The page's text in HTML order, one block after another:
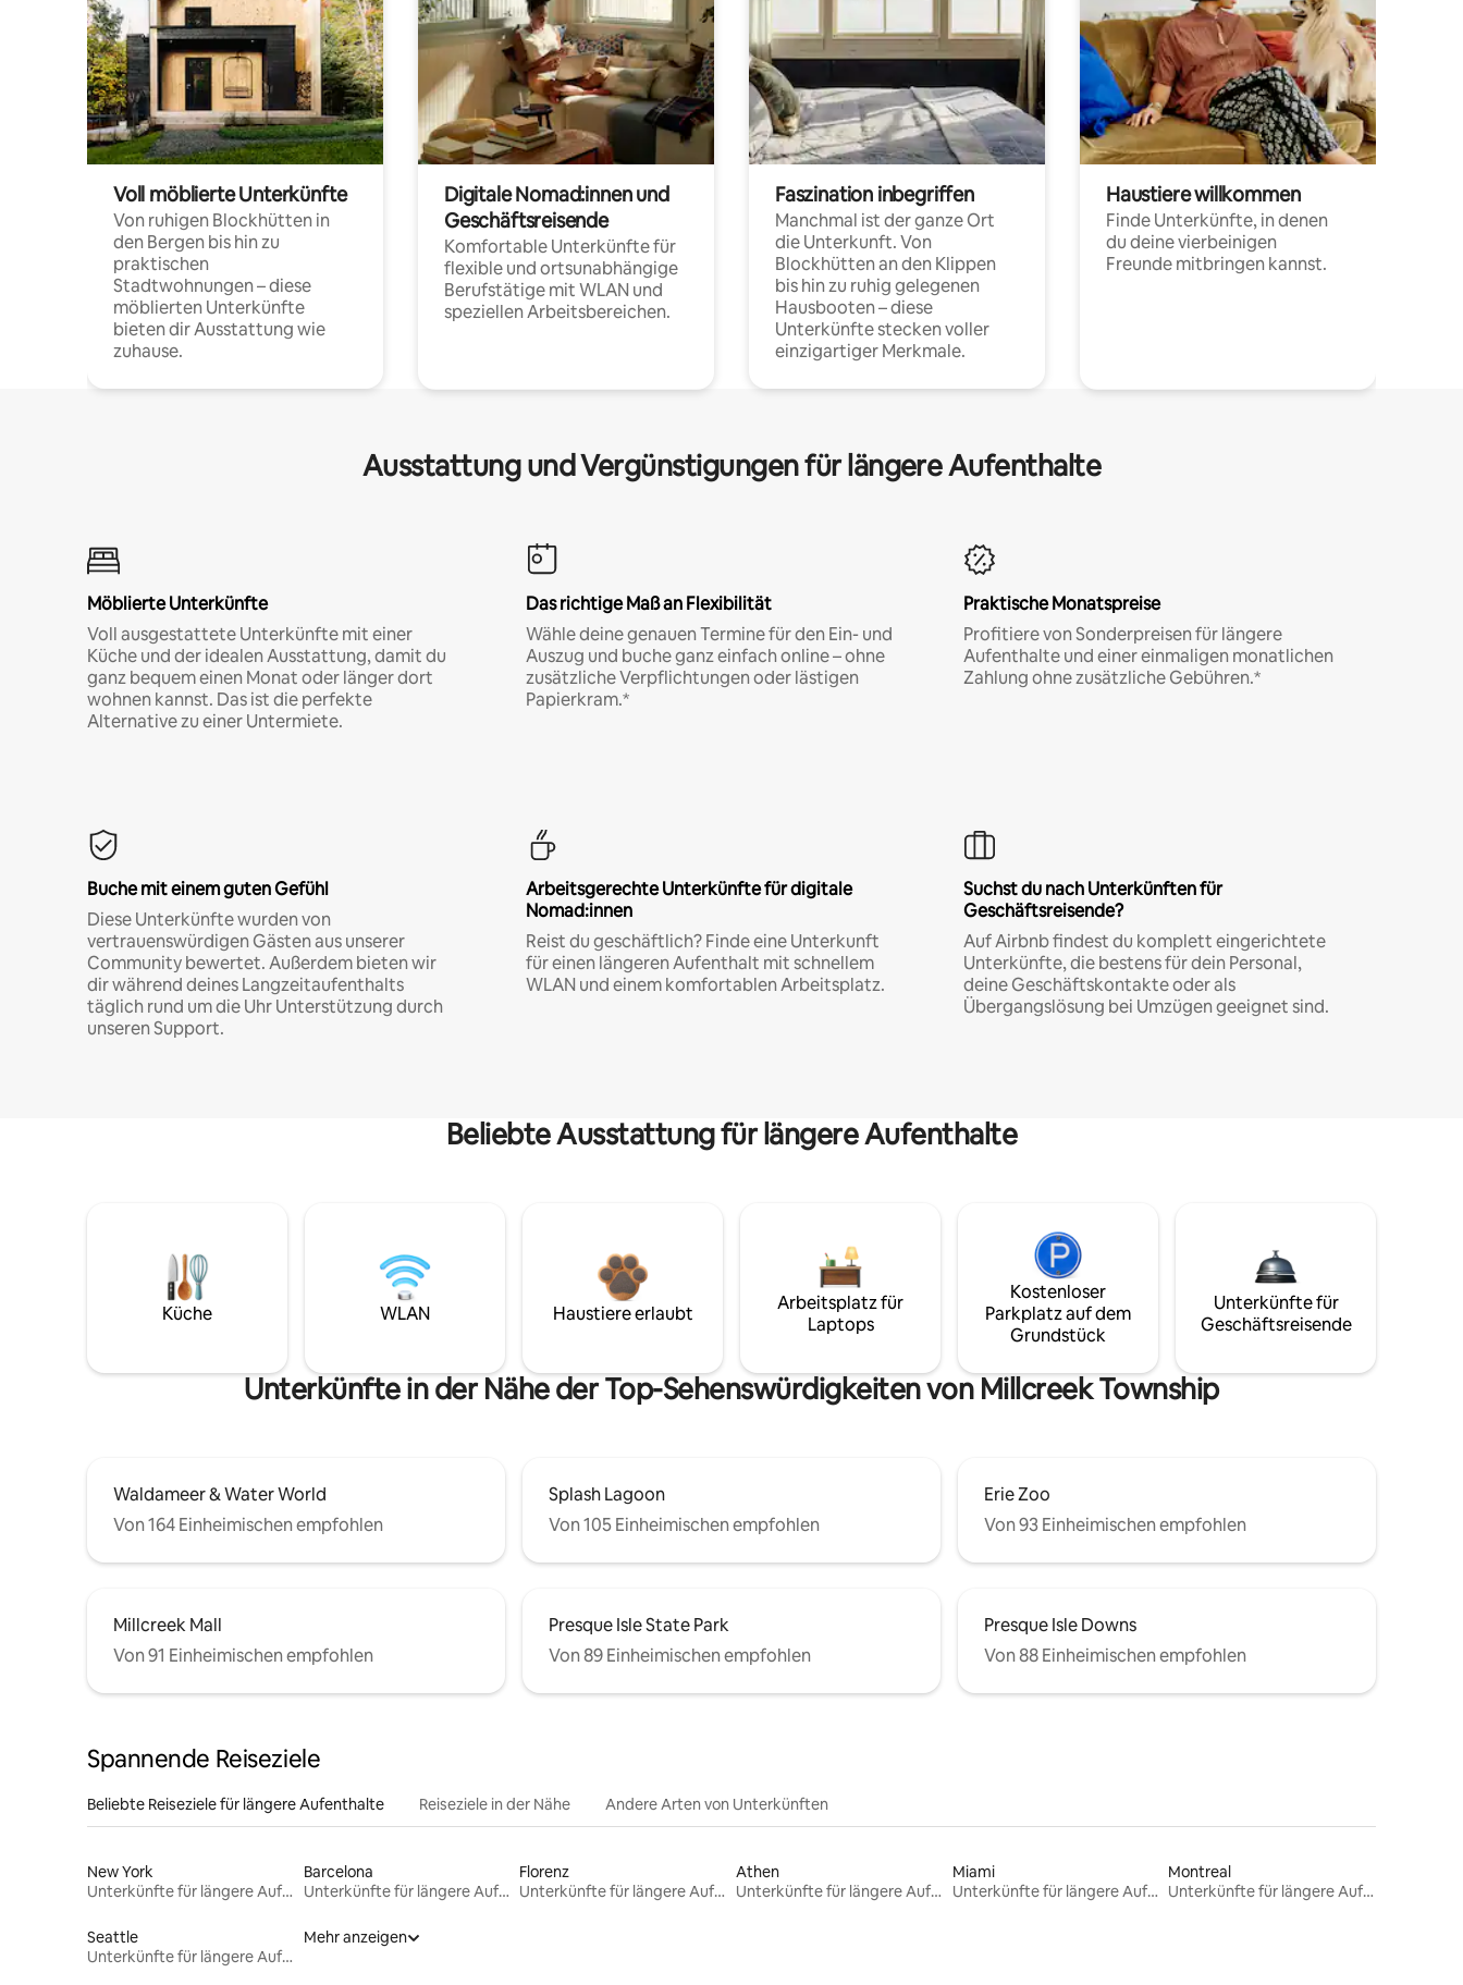
Voll möblierte Unterkünfte
Von ruhigen Blockhütten in
den Bergen bis hin zu
praktischen
Stadtwohnungen – diese
möblierten Unterkünfte
bieten dir Ausstattung wie
zuhause.
Digitale Nomad:innen und
Geschäftsreisende
Komfortable Unterkünfte für
flexible und ortsunabhängige
Berufstätige mit WLAN und
speziellen Arbeitsbereichen.
Faszination inbegriffen
Manchmal ist der ganze Ort
die Unterkunft. Von
Blockhütten an den Klippen
bis hin zu ruhig gelegenen
Hausbooten – diese
Unterkünfte stecken voller
einzigartiger Merkmale.
Haustiere willkommen
Finde Unterkünfte, in denen
du deine vierbeinigen
Freunde mitbringen kannst.
Ausstattung und Vergünstigungen für längere Aufenthalte
Möblierte Unterkünfte
Voll ausgestattete Unterkünfte mit einer
Küche und der idealen Ausstattung, damit du
ganz bequem einen Monat oder länger dort
wohnen kannst. Das ist die perfekte
Alternative zu einer Untermiete.
Das richtige Maß an Flexibilität
Wähle deine genauen Termine für den Ein- und
Auszug und buche ganz einfach online – ohne
zusätzliche Verpflichtungen oder lästigen
Papierkram.*
Praktische Monatspreise
Profitiere von Sonderpreisen für längere
Aufenthalte und einer einmaligen monatlichen
Zahlung ohne zusätzliche Gebühren.*
Buche mit einem guten Gefühl
Diese Unterkünfte wurden von
vertrauenswürdigen Gästen aus unserer
Community bewertet. Außerdem bieten wir
dir während deines Langzeitaufenthalts
täglich rund um die Uhr Unterstützung durch
unseren Support.
Arbeitsgerechte Unterkünfte für digitale
Nomad:innen
Reist du geschäftlich? Finde eine Unterkunft
für einen längeren Aufenthalt mit schnellem
WLAN und einem komfortablen Arbeitsplatz.
Suchst du nach Unterkünften für
Geschäftsreisende?
Auf Airbnb findest du komplett eingerichtete
Unterkünfte, die bestens für dein Personal,
deine Geschäftskontakte oder als
Übergangslösung bei Umzügen geeignet sind.
Beliebte Ausstattung für längere Aufenthalte
Küche WLAN Haustiere erlaubt
Arbeitsplatz für
Laptops
Kostenloser
Parkplatz auf dem
Grundstück
Unterkünfte für
Geschäftsreisende
Unterkünfte in der Nähe der Top-Sehenswürdigkeiten von Millcreek Township
Waldameer & Water World
Von 164 Einheimischen empfohlen
Splash Lagoon
Von 105 Einheimischen empfohlen
Erie Zoo
Von 93 Einheimischen empfohlen
Millcreek Mall
Von 91 Einheimischen empfohlen
Presque Isle State Park
Von 89 Einheimischen empfohlen
Presque Isle Downs
Von 88 Einheimischen empfohlen
Spannende Reiseziele
Beliebte Reiseziele für längere Aufenthalte Reiseziele in der Nähe Andere Arten von Unterkünften
New York
Unterkünfte für längere Aufenthalte
Barcelona
Unterkünfte für längere Aufenthalte
Florenz
Unterkünfte für längere Aufenthalte
Athen
Unterkünfte für längere Aufenthalte
Miami
Unterkünfte für längere Aufenthalte
Montreal
Unterkünfte für längere Aufenthalte
Seattle
Unterkünfte für längere Aufenthalte
Mehr anzeigen